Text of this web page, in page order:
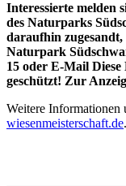
Interessierte melden
des Naturparks
daraufhin
Naturpark
15 oder E-Mail
geschützt! Zur
Weitere Informationen
wiesenmeisterschaft.de.